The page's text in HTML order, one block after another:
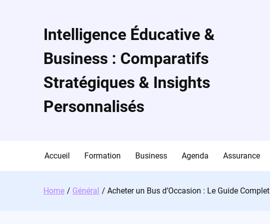
Intelligence Éducative &
Business : Comparatifs
Stratégiques & Insights
Personnalisés
Accueil Formation Business Agenda Assurance
Home Général Acheter un Bus d’Occasion : Le Guide Complet